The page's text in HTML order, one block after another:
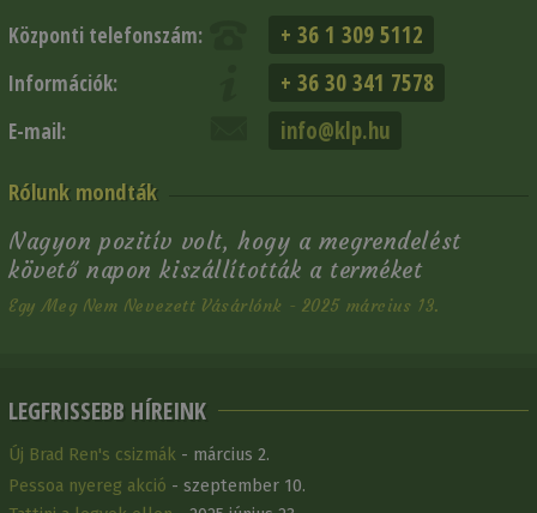
Központi telefonszám: + 36 1 309 5112
Információk: + 36 30 341 7578
E-mail: info@klp.hu
Rólunk mondták
Nagyon pozitív volt, hogy a megrendelést
követő napon kiszállították a terméket
Egy Meg Nem Nevezett Vásárlónk - 2025 március 13.
LEGFRISSEBB HÍREINK
Új Brad Ren's csizmák - március 2.
Pessoa nyereg akció - szeptember 10.